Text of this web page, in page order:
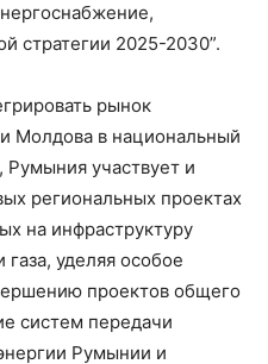
стратегии 2025-2030”.
рынок
Молдова в национальный
участвует и
региональных проектах
на инфраструктуру
уделяя особое
проектов общего
систем передачи
Румынии и